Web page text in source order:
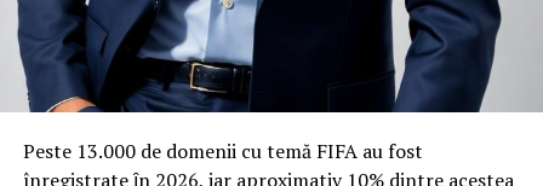
Rotația rapidă a oaspeților cere
materiale rezistente
Spre diferență de o locuință obișnuită, o cameră de hotel
trece printr-un ciclu de utilizare intensă: oaspeți diferiți,
Peste 13.000 de domenii cu temă FIFA au fost
înregistrate ȋn 2026, iar aproximativ 10% dintre acestea